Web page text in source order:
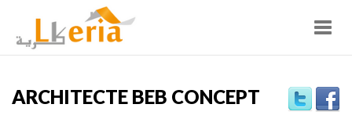
ARCHITECTE BEB CONCEPT